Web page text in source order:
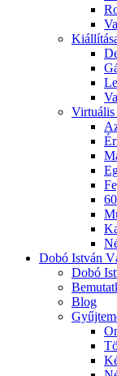
Dobó István
Dobó
Blog